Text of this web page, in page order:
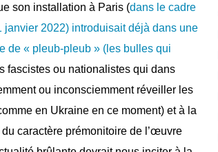
son installation à Paris (dans le cadre
2022) introduisait déjà dans une
de « pleub-pleub » (les bulles qui
fascistes ou nationalistes qui dans
ou inconsciemment réveiller les
en Ukraine en ce moment) et à la
caractère prémonitoire de l’œuvre